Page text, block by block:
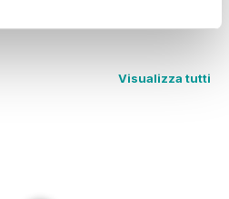
Visualizza tutti